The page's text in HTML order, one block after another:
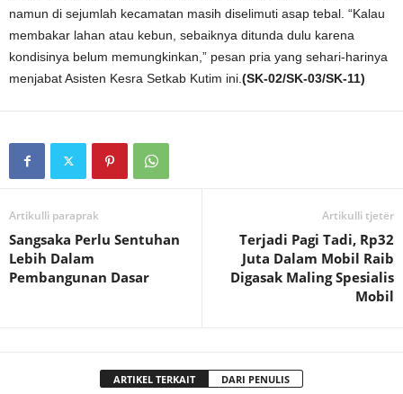
namun di sejumlah kecamatan masih diselimuti asap tebal. “Kalau
membakar lahan atau kebun, sebaiknya ditunda dulu karena
kondisinya belum memungkinkan,” pesan pria yang sehari-harinya
menjabat Asisten Kesra Setkab Kutim ini. (SK-02/SK-03/SK-11)
Artikulli paraprak
Sangsaka Perlu Sentuhan
Lebih Dalam
Pembangunan Dasar
Artikulli tjetër
Terjadi Pagi Tadi, Rp32
Juta Dalam Mobil Raib
Digasak Maling Spesialis
Mobil
ARTIKEL TERKAIT DARI PENULIS